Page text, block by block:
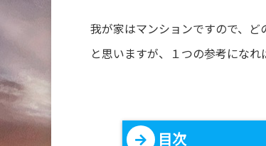
我が家はマンションですので、
と思いますが、１つの参考になれ
目次